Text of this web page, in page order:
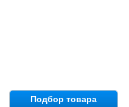
Подбор товара